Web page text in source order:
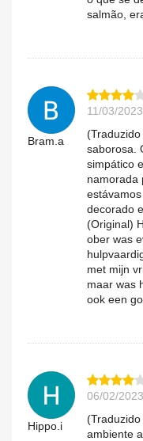
salmão,
Bram.a
11/03/
saborosa.
simpático
namorada
decorado
(Original)
ober was
met mijn
maar was
ook een
Hippo.i
06/02/
ambiente